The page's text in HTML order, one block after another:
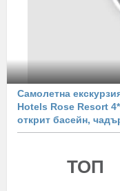
Самолетна
Hotels Rose Resort
открит басейн,
ТОП